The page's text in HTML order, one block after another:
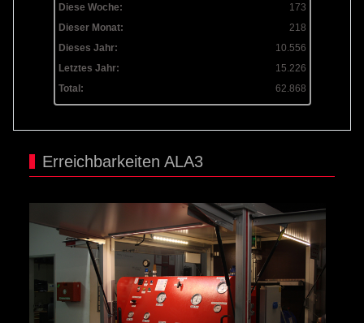
Diese Woche:
173
Dieser Monat:
218
Dieses Jahr:
10.556
Letztes Jahr:
15.226
Total:
62.868
Erreichbarkeiten ALA3